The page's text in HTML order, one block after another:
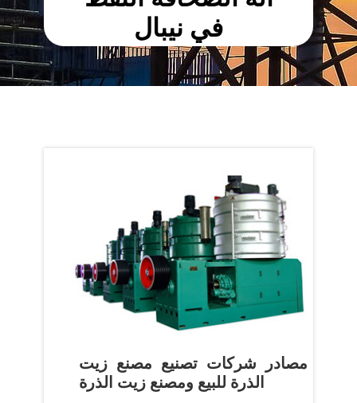
في نيبال
مصادر شركات تصنيع مصنع زيت
الذرة للبيع ومصنع زيت الذرة